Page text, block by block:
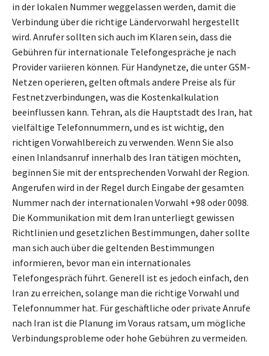
in der lokalen Nummer weggelassen werden, damit die
Verbindung über die richtige Ländervorwahl hergestellt
wird. Anrufer sollten sich auch im Klaren sein, dass die
Gebühren für internationale Telefongespräche je nach
Provider variieren können. Für Handynetze, die unter GSM-
Netzen operieren, gelten oftmals andere Preise als für
Festnetzverbindungen, was die Kostenkalkulation
beeinflussen kann. Tehran, als die Hauptstadt des Iran, hat
vielfältige Telefonnummern, und es ist wichtig, den
richtigen Vorwahlbereich zu verwenden. Wenn Sie also
einen Inlandsanruf innerhalb des Iran tätigen möchten,
beginnen Sie mit der entsprechenden Vorwahl der Region.
Angerufen wird in der Regel durch Eingabe der gesamten
Nummer nach der internationalen Vorwahl +98 oder 0098.
Die Kommunikation mit dem Iran unterliegt gewissen
Richtlinien und gesetzlichen Bestimmungen, daher sollte
man sich auch über die geltenden Bestimmungen
informieren, bevor man ein internationales
Telefongespräch führt. Generell ist es jedoch einfach, den
Iran zu erreichen, solange man die richtige Vorwahl und
Telefonnummer hat. Für geschäftliche oder private Anrufe
nach Iran ist die Planung im Voraus ratsam, um mögliche
Verbindungsprobleme oder hohe Gebühren zu vermeiden.